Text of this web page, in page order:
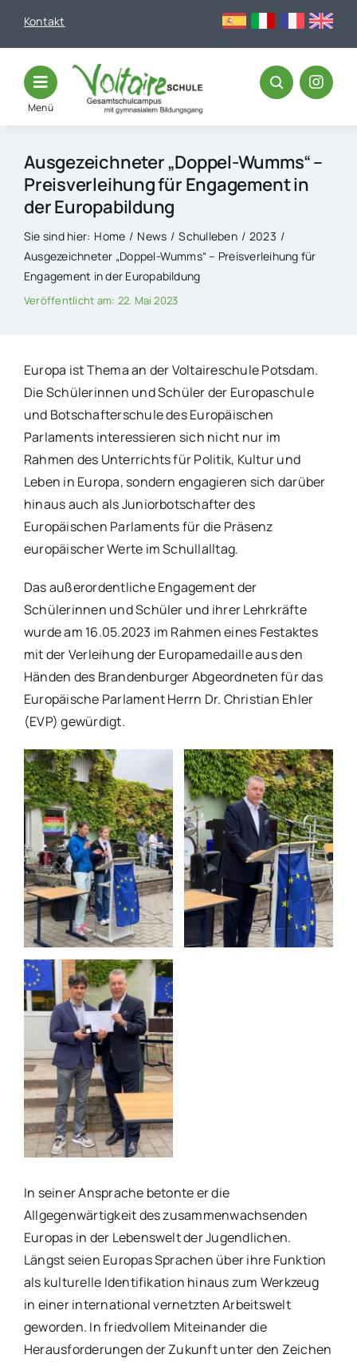
Kontakt
Menü
Ausgezeichneter „Doppel-Wumms“ –
Preisverleihung für Engagement in
der Europabildung
Sie sind hier: Home News Schulleben
2023
Ausgezeichneter „Doppel-Wumms“ – Preisverleihung für
Engagement in der Europabildung
Veröffentlicht am: 22. Mai 2023
Europa ist Thema an der Voltaireschule Potsdam.
Die Schülerinnen und Schüler der Europaschule
und Botschafterschule des Europäischen
Parlaments interessieren sich nicht nur im
Rahmen des Unterrichts für Politik, Kultur und
Leben in Europa, sondern engagieren sich darüber
hinaus auch als Juniorbotschafter des
Europäischen Parlaments für die Präsenz
europäischer Werte im Schullalltag.
Das außerordentliche Engagement der
Schülerinnen und Schüler und ihrer Lehrkräfte
wurde am 16.05.2023 im Rahmen eines Festaktes
mit der Verleihung der Europamedaille aus den
Händen des Brandenburger Abgeordneten für das
Europäische Parlament Herrn Dr. Christian Ehler
(EVP) gewürdigt.
In seiner Ansprache betonte er die
Allgegenwärtigkeit des zusammenwachsenden
Europas in der Lebenswelt der Jugendlichen.
Längst seien Europas Sprachen über ihre Funktion
als kulturelle Identifikation hinaus zum Werkzeug
in einer international vernetzten Arbeitswelt
geworden. In friedvollem Miteinander die
Herausforderungen der Zukunft unter den Zeichen